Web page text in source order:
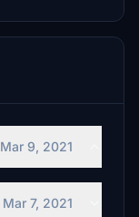
Mar 9, 2021
Mar 7, 2021